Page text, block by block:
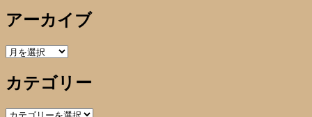
アーカイブ
ア
カ
イ
ブ
カテゴリー
カ